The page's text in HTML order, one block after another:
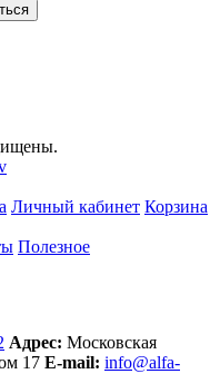
Личный кабинет Корзина
Полезное
Адрес: Московская
17 E-mail: info@alfa-